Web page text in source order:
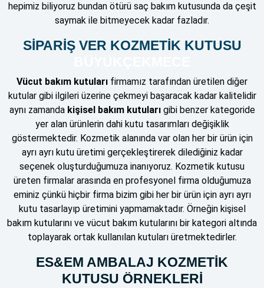
hepimiz biliyoruz bundan ötürü saç bakım kutusunda da çeşit
saymak ile bitmeyecek kadar fazladır.
SİPARİŞ VER KOZMETİK KUTUSU
Vücut bakım kutuları firmamız tarafından üretilen diğer
kutular gibi ilgileri üzerine çekmeyi başaracak kadar kalitelidir
aynı zamanda kişisel bakım kutularıgibi benzer kategoride
yer alan ürünlerin dahi kutu tasarımları değişiklik
göstermektedir. Kozmetik alanında var olan her bir ürün için
ayrı ayrı kutu üretimi gerçekleştirerek dilediğiniz kadar
seçenek oluşturduğumuza inanıyoruz. Kozmetik kutusu
üreten firmalar arasında en profesyonel firma olduğumuza
eminiz çünkü hiçbir firma bizim gibi her bir ürün için ayrı ayrı
kutu tasarlayıp üretimini yapmamaktadır. Örneğin kişisel
bakım kutularını ve vücut bakım kutularını bir kategori altında
toplayarak ortak kullanılan kutuları üretmektedirler.
ES&EM AMBALAJ KOZMETİK
KUTUSU ÖRNEKLERİ